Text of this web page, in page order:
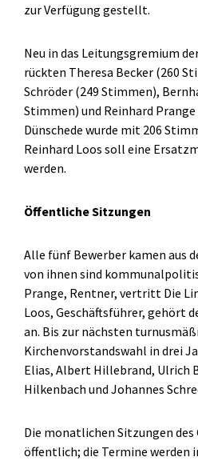
zur Verfügung gestellt.
Neu in das Leitungsgremium
rückten Theresa Becker (260
Schröder (249 Stimmen),
Stimmen) und Reinhard
Dünschede wurde mit 206
Reinhard Loos soll eine
werden.
Öffentliche Sitzungen
Alle fünf Bewerber kamen aus
von ihnen sind
Prange, Rentner, vertritt Die
Loos, Geschäftsführer, gehört
an. Bis zur nächsten
Kirchenvorstandswahl in drei
Elias, Albert Hillebrand, Ulrich
Hilkenbach und Johannes
Die monatlichen Sitzungen des
öffentlich; die Termine werden